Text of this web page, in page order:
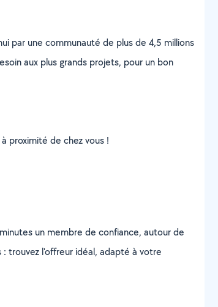
par une communauté de plus de 4,5 millions
aux plus grands projets, pour un bon
proximité de chez vous !
un membre de confiance, autour de
trouvez l'offreur idéal, adapté à votre